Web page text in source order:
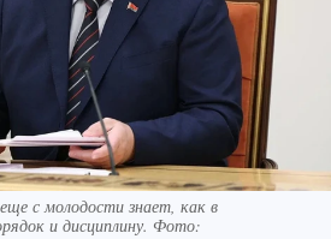
с молодости знает, как в
и дисциплину. Фото: